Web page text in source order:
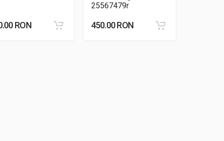
RON
25567479r
450.00 RON